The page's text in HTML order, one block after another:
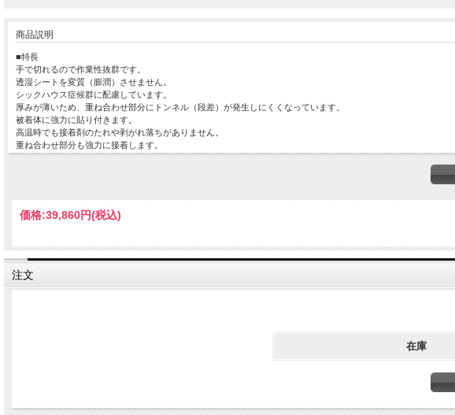
商品説明
■特長
手で切れるので作業性抜群です。
透湿シートを変質（膨潤）させません。
シックハウス症候群に配慮しています。
厚みが薄いため、重ね合わせ部分にトンネル（段差）が発生しにくくなっています。
被着体に強力に貼り付きます。
高温時でも接着剤のたれや剥がれ落ちがありません。
重ね合わせ部分も強力に接着します。
■材質
ポリエチレンクロス
■用途
透湿・防水テープの固定用
価格:39,860円(税込)
注文
在庫